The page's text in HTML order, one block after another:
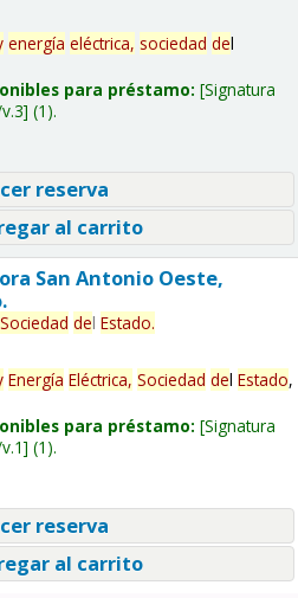
energía eléctrica, sociedad del
para préstamo: Signatura
(1).
reserva
al carrito
San Antonio Oeste,
Sociedad del Estado.
Energía Eléctrica, Sociedad del Estado,
para préstamo: Signatura
(1).
reserva
al carrito